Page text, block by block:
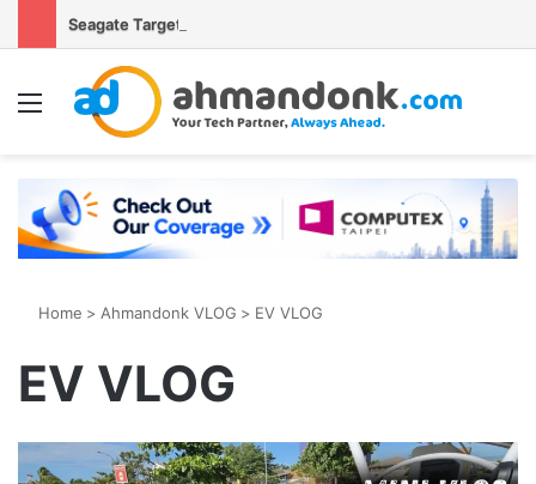
Menu
Home > Ahmandonk VLOG > EV VLOG
EV VLOG